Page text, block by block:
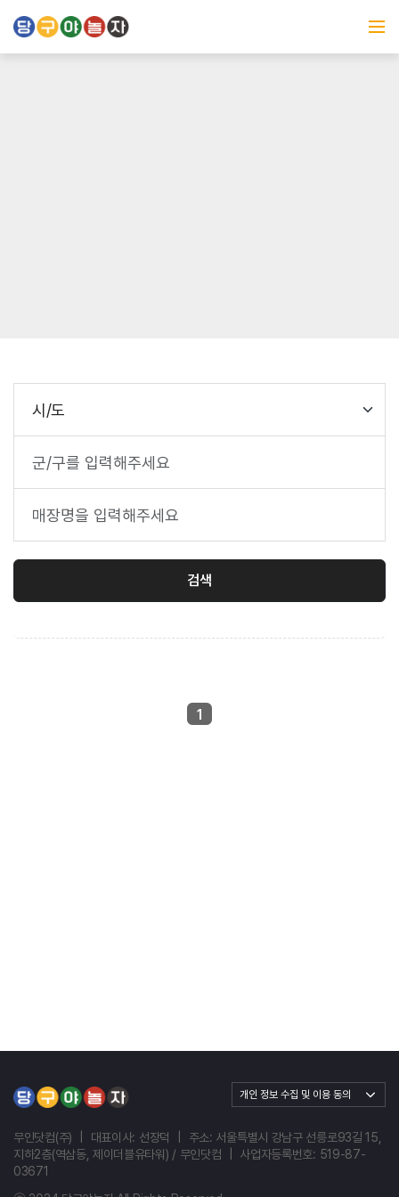
시/도
검색
1
무인닷컴(주) 대표이사: 선장덕
주소: 서울특별시 강남구 선릉로93길 15,
지하2층(역삼동, 제이더블유타워) / 무인닷컴
사업자등록번호: 519-87-
03671